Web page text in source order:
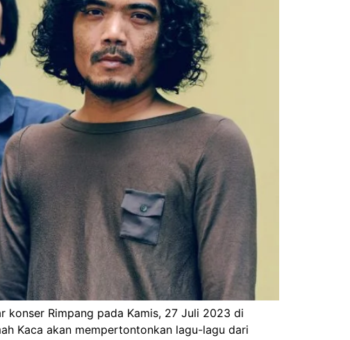
konser Rimpang pada Kamis, 27 Juli 2023 di
Kaca akan mempertontonkan lagu-lagu dari